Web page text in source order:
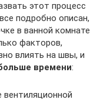
этот процесс
подробно описан,
в ванной комнате
факторов,
влиять на швы, и
времени:
вентиляционной